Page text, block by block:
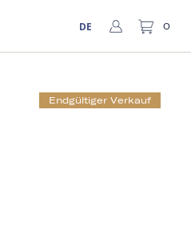
DE 0
Endgültiger Verkauf